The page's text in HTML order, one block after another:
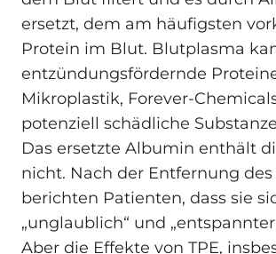
ersetzt, dem am häufigsten
Protein im Blut. Blutplasma
entzündungsfördernde
Mikroplastik, Forever-
potenziell schädliche
Das ersetzte Albumin enthält
nicht. Nach der Entfernung des
berichten Patienten, dass sie
„unglaublich“ und
Aber die Effekte von TPE,